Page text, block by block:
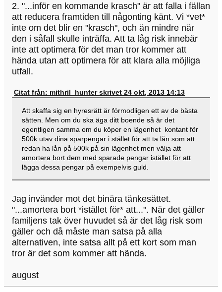
2. "...inför en kommande krasch" är att falla i fällan
att reducera framtiden till någonting känt. Vi *vet*
inte om det blir en "krasch", och än mindre när
den i såfall skulle inträffa. Att ta låg risk innebär
inte att optimera för det man tror kommer att
hända utan att optimera för att klara alla möjliga
utfall.
Citat från: mithril_hunter skrivet 24 okt, 2013 14:13
Att skaffa sig en hyresrätt är förmodligen ett av de bästa
sätten. Men om du ska äga ditt boende så är det
egentligen samma om du köper en lägenhet kontant för
500k utav dina sparpengar i stället för att ta lån som att
redan ha lån på 500k på sin lägenhet men välja att
amortera bort dem med sparade pengar istället för att
lägga dessa pengar på exempelvis guld.
Jag invänder mot det binära tänkesättet.
"...amortera bort *istället för* att...". När det gäller
familjens tak över huvudet så är det låg risk som
gäller och då måste man satsa på alla
alternativen, inte satsa allt på ett kort som man
tror är det som kommer att hända.
august